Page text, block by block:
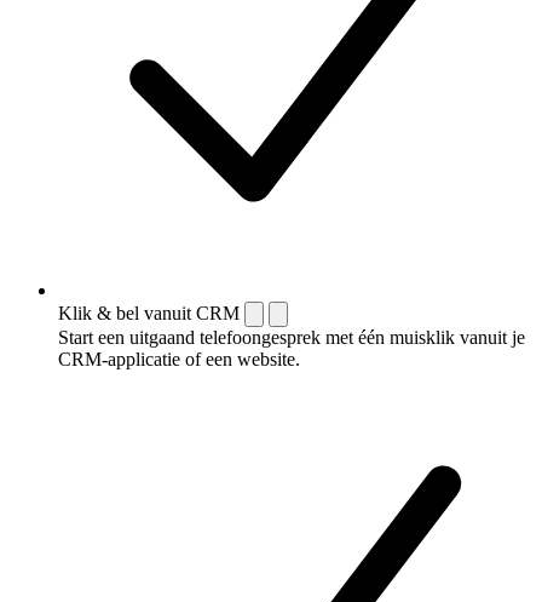
Klik & bel vanuit CRM
Start een uitgaand telefoongesprek met één muisklik vanuit je
CRM-applicatie of een website.